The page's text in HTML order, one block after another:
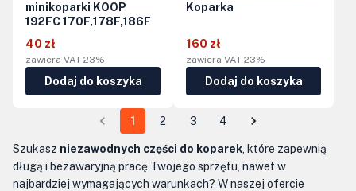
minikoparki KOOP
192FC 170F,178F,186F
40 zł
zawiera VAT 23%
Dodaj do koszyka
Koparka
160 zł
zawiera VAT 23%
Dodaj do koszyka
1 2 3 4
Szukasz niezawodnych części do koparek , które zapewnią
długą i bezawaryjną pracę Twojego sprzętu, nawet w
najbardziej wymagających warunkach? W naszej ofercie